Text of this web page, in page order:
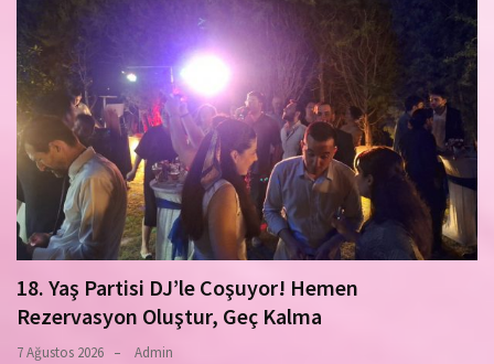
18. Yaş Partisi DJ’le Coşuyor! Hemen
Rezervasyon Oluştur, Geç Kalma
7 Ağustos 2026 Admin